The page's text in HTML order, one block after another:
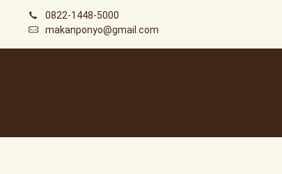
0822-1448-5000
makanponyo@gmail.com